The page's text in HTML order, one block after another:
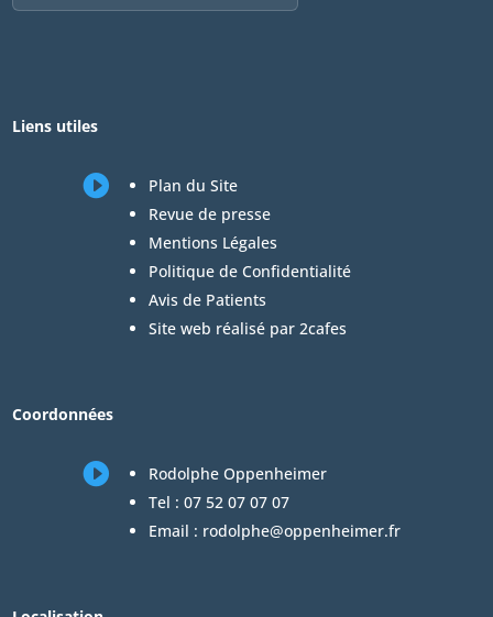
Liens utiles

Plan du Site
Revue de presse
Mentions Légales
Politique de Confidentialité
Avis de Patients
Site web réalisé par 2cafes
Coordonnées

Rodolphe Oppenheimer
Tel : 07 52 07 07 07
Email : rodolphe@oppenheimer.fr